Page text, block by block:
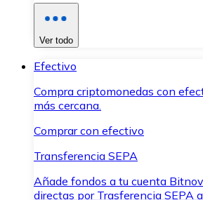
Ver todo
Efectivo
Compra criptomonedas con
más cercana.
Comprar con efectivo
Transferencia SEPA
Añade fondos a tu cuenta
directas por Trasferencia SEPA